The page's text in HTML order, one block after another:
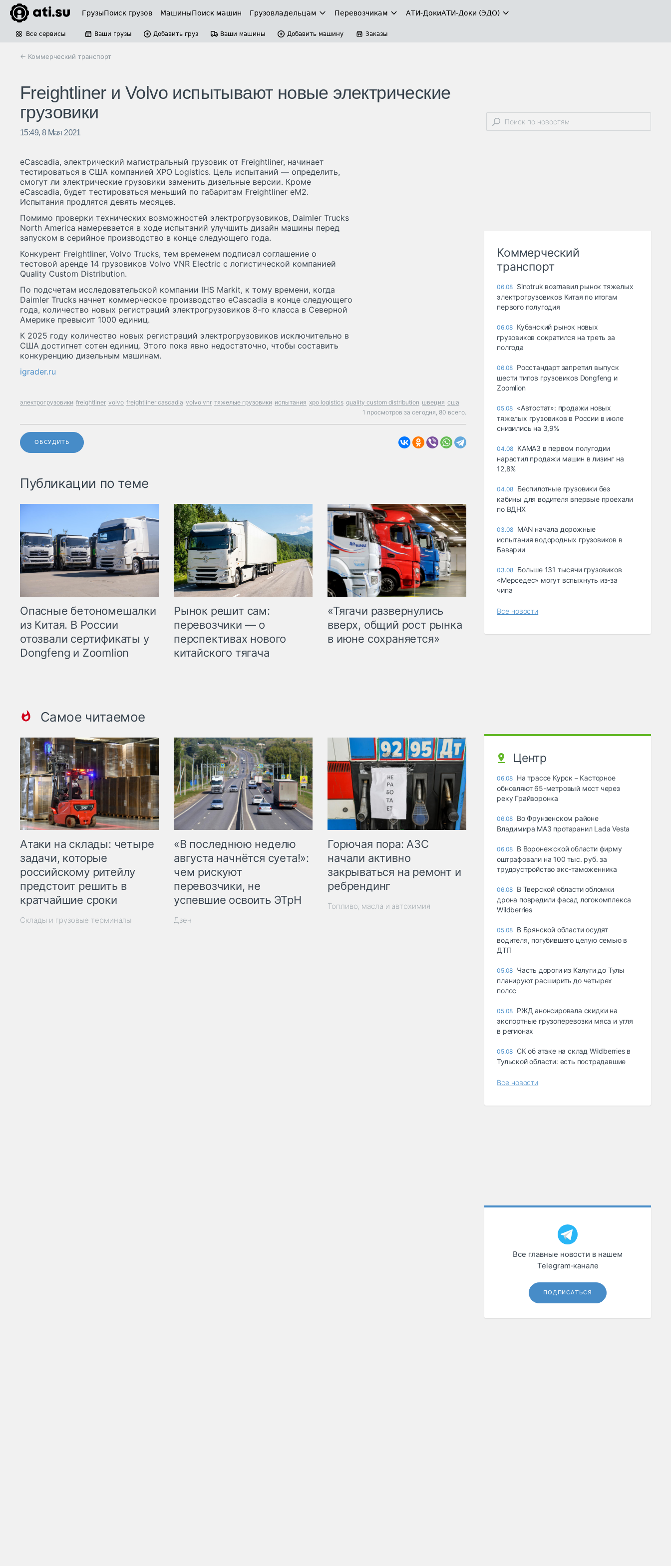
ГрузыПоиск грузов МашиныПоиск машин Грузовладельцам Перевозчикам АТИ-ДокиАТИ-Доки (ЭДО)
Все сервисы Ваши грузы Добавить груз Ваши машины Добавить машину Заказы
← Коммерческий транспорт
Freightliner и Volvo испытывают новые электрические
грузовики
15:49, 8 Мая 2021
eCascadia, электрический магистральный грузовик от Freightliner, начинает
тестироваться в США компанией XPO Logistics. Цель испытаний — определить,
смогут ли электрические грузовики заменить дизельные версии. Кроме
eCascadia, будет тестироваться меньший по габаритам Freightliner eM2.
Испытания продлятся девять месяцев.
Помимо проверки технических возможностей электрогрузовиков, Daimler Trucks
North America намеревается в ходе испытаний улучшить дизайн машины перед
запуском в серийное производство в конце следующего года.
Конкурент Freightliner, Volvo Trucks, тем временем подписал соглашение о
тестовой аренде 14 грузовиков Volvo VNR Electric с логистической компанией
Quality Custom Distribution.
По подсчетам исследовательской компании IHS Markit, к тому времени, когда
Daimler Trucks начнет коммерческое производство eCascadia в конце следующего
года, количество новых регистраций электрогрузовиков 8-го класса в Северной
Америке превысит 1000 единиц.
К 2025 году количество новых регистраций электрогрузовиков исключительно в
США достигнет сотен единиц. Этого пока явно недостаточно, чтобы составить
конкуренцию дизельным машинам.
igrader.ru
электрогрузовики freightliner volvo freightliner cascadia volvo vnr тяжелые грузовики испытания xpo logistics quality custom distribution швеция сша
1 просмотров за сегодня, 80 всего.
ОБСУДИТЬ
Публикации по теме
Опасные бетономешалки
из Китая. В России
отозвали сертификаты у
Dongfeng и Zoomlion
Рынок решит сам:
перевозчики — о
перспективах нового
китайского тягача
«Тягачи развернулись
вверх, общий рост рынка
в июне сохраняется»
Самое читаемое
Атаки на склады: четыре
задачи, которые
российскому ритейлу
предстоит решить в
кратчайшие сроки
Склады и грузовые терминалы
«В последнюю неделю
августа начнётся суета!»:
чем рискуют
перевозчики, не
успевшие освоить ЭТрН
Дзен
Горючая пора: АЗС
начали активно
закрываться на ремонт и
ребрендинг
Топливо, масла и автохимия
Коммерческий
транспорт
06.08 Sinotruk возглавил рынок тяжелых
электрогрузовиков Китая по итогам
первого полугодия
06.08 Кубанский рынок новых
грузовиков сократился на треть за
полгода
06.08 Росстандарт запретил выпуск
шести типов грузовиков Dongfeng и
Zoomlion
05.08 «Автостат»: продажи новых
тяжелых грузовиков в России в июле
снизились на 3,9%
04.08 КАМАЗ в первом полугодии
нарастил продажи машин в лизинг на
12,8%
04.08 Беспилотные грузовики без
кабины для водителя впервые проехали
по ВДНХ
03.08 MAN начала дорожные
испытания водородных грузовиков в
Баварии
03.08 Больше 131 тысячи грузовиков
«Мерседес» могут вспыхнуть из-за
чипа
Все новости
Центр
06.08 На трассе Курск – Касторное
обновляют 65-метровый мост через
реку Грайворонка
06.08 Во Фрунзенском районе
Владимира МАЗ протаранил Lada Vesta
06.08 В Воронежской области фирму
оштрафовали на 100 тыс. руб. за
трудоустройство экс-таможенника
06.08 В Тверской области обломки
дрона повредили фасад логокомплекса
Wildberries
05.08 В Брянской области осудят
водителя, погубившего целую семью в
ДТП
05.08 Часть дороги из Калуги до Тулы
планируют расширить до четырех
полос
05.08 РЖД анонсировала скидки на
экспортные грузоперевозки мяса и угля
в регионах
05.08 СК об атаке на склад Wildberries в
Тульской области: есть пострадавшие
Все новости
Все главные новости в нашем
Telegram‑канале
ПОДПИСАТЬСЯ